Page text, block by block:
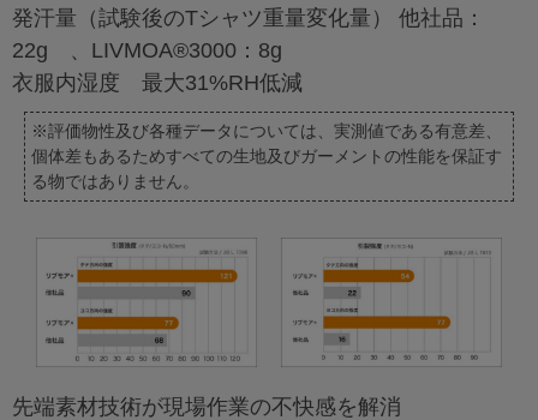
発汗量（試験後のTシャツ重量変化量） 他社品：
22g 、LIVMOA®3000：8g
衣服内湿度 最大31%RH低減
※評価物性及び各種データについては、実測値である有意差、
個体差もあるためすべての生地及びガーメントの性能を保証す
る物ではありません。
先端素材技術が現場作業の不快感を解消